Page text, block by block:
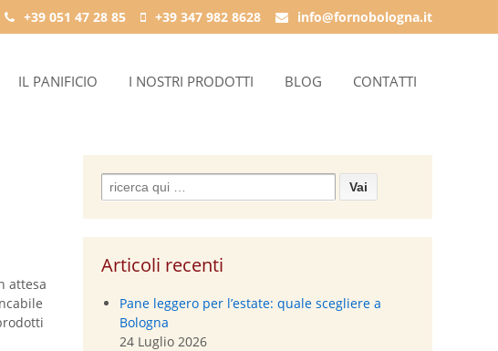
+39 051 47 28 85 +39 347 982 8628 info@fornobologna.it
IL PANIFICIO I NOSTRI PRODOTTI BLOG CONTATTI
attesa
Search
for:
Articoli recenti
Pane leggero per l’estate: quale scegliere a
Bologna
24 Luglio 2026